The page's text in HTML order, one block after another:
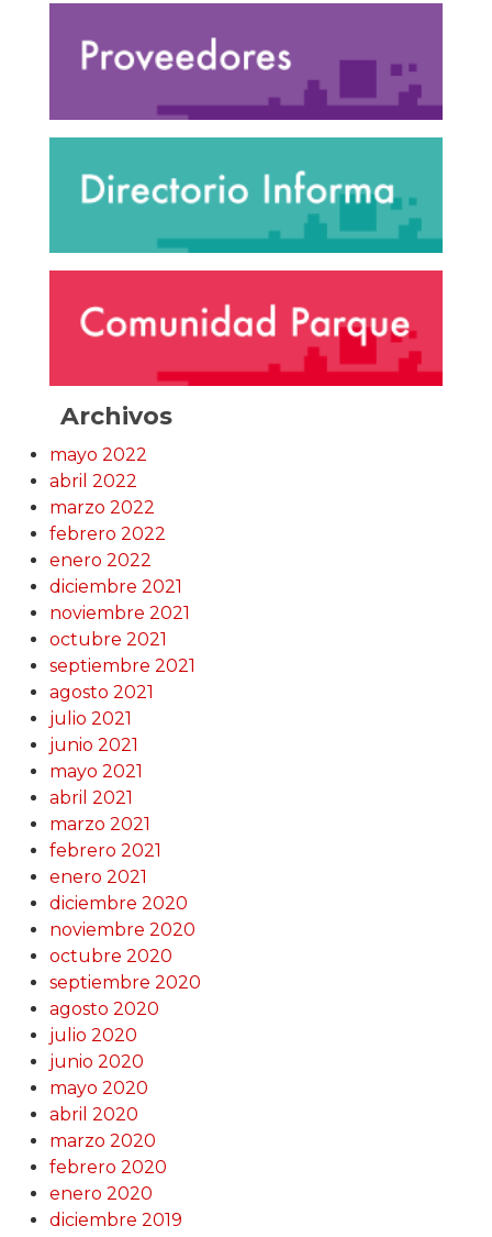
Archivos
mayo 2022
abril 2022
marzo 2022
febrero 2022
enero 2022
diciembre 2021
noviembre 2021
octubre 2021
septiembre 2021
agosto 2021
julio 2021
junio 2021
mayo 2021
abril 2021
marzo 2021
febrero 2021
enero 2021
diciembre 2020
noviembre 2020
octubre 2020
septiembre 2020
agosto 2020
julio 2020
junio 2020
mayo 2020
abril 2020
marzo 2020
febrero 2020
enero 2020
diciembre 2019